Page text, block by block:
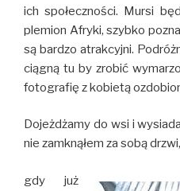
ich społeczności. Mursi
plemion Afryki, szybko
są bardzo atrakcyjni.
ciągną tu by zrobić
fotografię z kobietą
Dojeżdżamy do wsi i
nie zamknąłem za sobą drzwi,
gdy już